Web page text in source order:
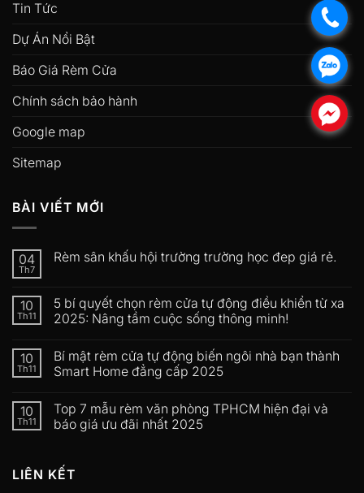
Tin Tức
Dự Án Nổi Bật
Báo Giá Rèm Cửa
Chính sách bảo hành
Google map
Sitemap
BÀI VIẾT MỚI
04
Th7
Rèm sân khấu hội trường trường học đep giá rẻ.
10
Th11
5 bí quyết chọn rèm cửa tự động điều khiển từ xa
2025: Nâng tầm cuộc sống thông minh!
10
Th11
Bí mật rèm cửa tự động biến ngôi nhà bạn thành
Smart Home đẳng cấp 2025
10
Th11
Top 7 mẫu rèm văn phòng TPHCM hiện đại và
báo giá ưu đãi nhất 2025
LIÊN KẾT
.
.
.